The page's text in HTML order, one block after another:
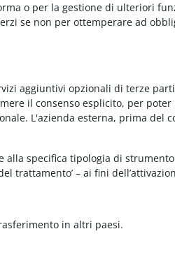
o per la gestione di ulteriori
se non per ottemperare ad
aggiuntivi opzionali di terze
il consenso esplicito, per
L'azienda esterna, prima
alla specifica tipologia di
trattamento’ – ai fini
in altri paesi.